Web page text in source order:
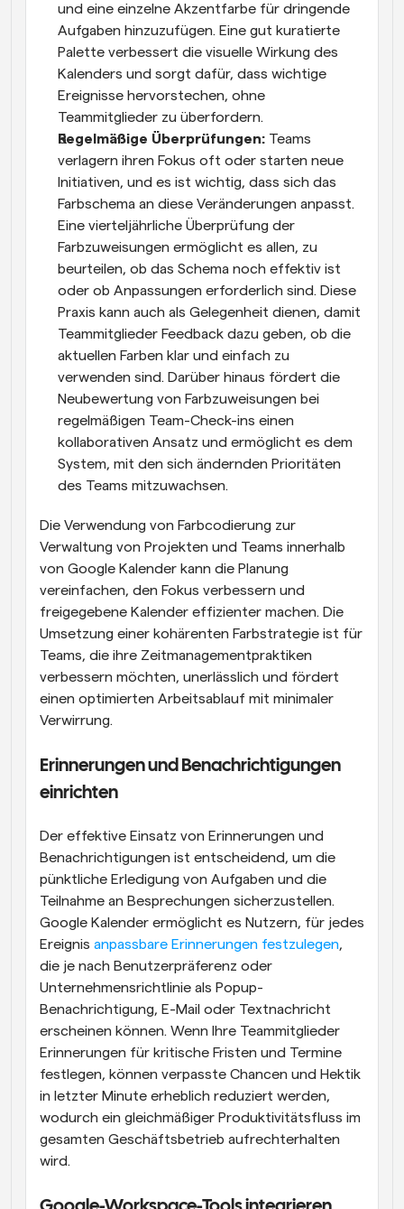
und eine einzelne Akzentfarbe für dringende
Aufgaben hinzuzufügen. Eine gut kuratierte
Palette verbessert die visuelle Wirkung des
Kalenders und sorgt dafür, dass wichtige
Ereignisse hervorstechen, ohne
Teammitglieder zu überfordern.
Regelmäßige Überprüfungen: Teams
verlagern ihren Fokus oft oder starten neue
Initiativen, und es ist wichtig, dass sich das
Farbschema an diese Veränderungen anpasst.
Eine vierteljährliche Überprüfung der
Farbzuweisungen ermöglicht es allen, zu
beurteilen, ob das Schema noch effektiv ist
oder ob Anpassungen erforderlich sind. Diese
Praxis kann auch als Gelegenheit dienen, damit
Teammitglieder Feedback dazu geben, ob die
aktuellen Farben klar und einfach zu
verwenden sind. Darüber hinaus fördert die
Neubewertung von Farbzuweisungen bei
regelmäßigen Team-Check-ins einen
kollaborativen Ansatz und ermöglicht es dem
System, mit den sich ändernden Prioritäten
des Teams mitzuwachsen.
Die Verwendung von Farbcodierung zur
Verwaltung von Projekten und Teams innerhalb
von Google Kalender kann die Planung
vereinfachen, den Fokus verbessern und
freigegebene Kalender effizienter machen. Die
Umsetzung einer kohärenten Farbstrategie ist für
Teams, die ihre Zeitmanagementpraktiken
verbessern möchten, unerlässlich und fördert
einen optimierten Arbeitsablauf mit minimaler
Verwirrung.
Erinnerungen und Benachrichtigungen
einrichten
Der effektive Einsatz von Erinnerungen und
Benachrichtigungen ist entscheidend, um die
pünktliche Erledigung von Aufgaben und die
Teilnahme an Besprechungen sicherzustellen.
Google Kalender ermöglicht es Nutzern, für jedes
Ereignis anpassbare Erinnerungen festzulegen,
die je nach Benutzerpräferenz oder
Unternehmensrichtlinie als Popup-
Benachrichtigung, E-Mail oder Textnachricht
erscheinen können. Wenn Ihre Teammitglieder
Erinnerungen für kritische Fristen und Termine
festlegen, können verpasste Chancen und Hektik
in letzter Minute erheblich reduziert werden,
wodurch ein gleichmäßiger Produktivitätsfluss im
gesamten Geschäftsbetrieb aufrechterhalten
wird.